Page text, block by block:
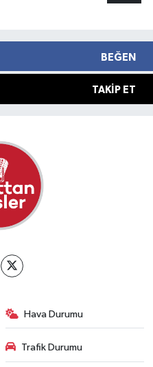
BEĞEN
TAKIP ET
Hava Durumu
Trafik Durumu